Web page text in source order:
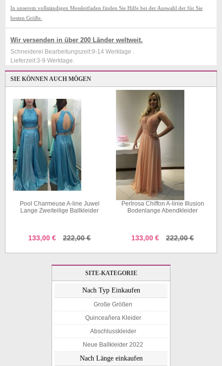
In unserem vollständigen Messleitfaden finden Sie Hilfe bei der Auswahl der für Sie
besten Größe.
Wir versenden in über 200 Länder weltweit.
Schneiderei Bearbeitungszeit:9-14 Werktage .
Lieferzeit:3-9 Werktage.
SIE KÖNNEN AUCH MÖGEN
line Juwel
Perlrosa Chiffon A-linie Illusion
Bodenlange Abendkleider
133,00 €
Schwarze Spitze
Trompete / Meerjungfrau
123,00 €
SITE-KATEGORIE
Nach Typ Einkaufen
Große Größen
Quinceañera Kleider
Abschlusskleider
Neue Ballkleider 2022
Nach Länge einkaufen